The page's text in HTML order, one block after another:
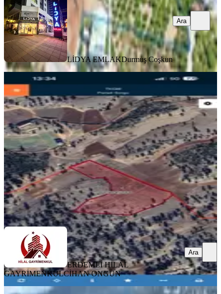
LİDYA EMLAKDurmuş Coşkun
Ara
Mersin Erdemli Yağda – Güneyli
Sınırında 21 Dönüm Satılık Arazi
Erdemli, Yağda Mahallesi
21247 m²·659/m²·02.07.2026
14.000.000 ₺
ERDEMLİ HİLAL GAYRİMENKULCİHAN ONGUN
Ara
ERDEMLİ HİLAL
GAYRİMENKULCİHAN ONGUN
Ara